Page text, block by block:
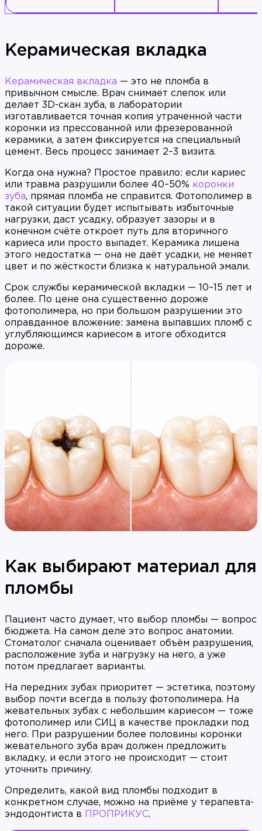
Керамическая вкладка
Керамическая вкладка — это не пломба в
привычном смысле. Врач снимает слепок или
делает 3D-скан зуба, в лаборатории
изготавливается точная копия утраченной части
коронки из прессованной или фрезерованной
керамики, а затем фиксируется на специальный
цемент. Весь процесс занимает 2–3 визита.
Когда она нужна? Простое правило: если кариес
или травма разрушили более 40–50% коронки
зуба, прямая пломба не справится. Фотополимер в
такой ситуации будет испытывать избыточные
нагрузки, даст усадку, образует зазоры и в
конечном счёте откроет путь для вторичного
кариеса или просто выпадет. Керамика лишена
этого недостатка — она не даёт усадки, не меняет
цвет и по жёсткости близка к натуральной эмали.
Срок службы керамической вкладки — 10–15 лет и
более. По цене она существенно дороже
фотополимера, но при большом разрушении это
оправданное вложение: замена выпавших пломб с
углубляющимся кариесом в итоге обходится
дороже.
Как выбирают материал для
пломбы
Пациент часто думает, что выбор пломбы — вопрос
бюджета. На самом деле это вопрос анатомии.
Стоматолог сначала оценивает объём разрушения,
расположение зуба и нагрузку на него, а уже
потом предлагает варианты.
На передних зубах приоритет — эстетика, поэтому
выбор почти всегда в пользу фотополимера. На
жевательных зубах с небольшим кариесом — тоже
фотополимер или СИЦ в качестве прокладки под
него. При разрушении более половины коронки
жевательного зуба врач должен предложить
вкладку, и если этого не происходит — стоит
уточнить причину.
Определить, какой вид пломбы подходит в
конкретном случае, можно на приёме у терапевта-
эндодонтиста в ПРОПРИКУС.